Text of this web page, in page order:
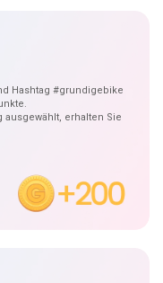
Hashtag #grundigebike
ausgewählt, erhalten Sie